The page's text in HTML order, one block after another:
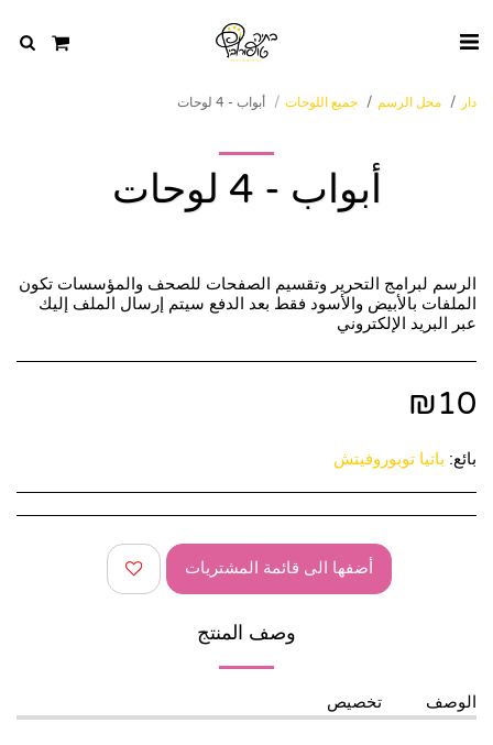
دار محل الرسم جميع اللوحات أبواب - 4 لوحات
أبواب - 4 لوحات
الرسم لبرامج التحرير وتقسيم الصفحات للصحف والمؤسسات تكون
الملفات بالأبيض والأسود فقط بعد الدفع سيتم إرسال الملف إليك
عبر البريد الإلكتروني
₪10
بائع: باتيا توبوروفيتش
أضفها الى قائمة المشتريات
وصف المنتج
الوصف تخصيص